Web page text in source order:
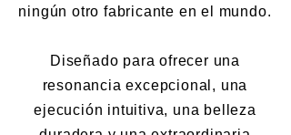
ningún otro fabricante en el mundo.
Diseñado para ofrecer una
resonancia excepcional, una
ejecución intuitiva, una belleza